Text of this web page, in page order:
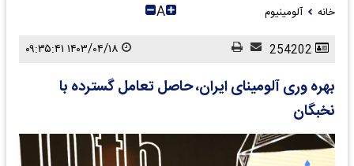
خانه آلومینیوم A
بهره وری آلومینای ایران، حاصل تعامل گسترده با
نخبگان